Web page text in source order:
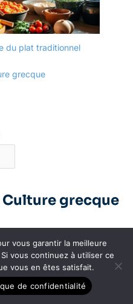
du plat traditionnel
grecque
grecque
vous garantir la meilleure
vous continuez à utiliser ce
vous en êtes satisfait.
de confidentialité